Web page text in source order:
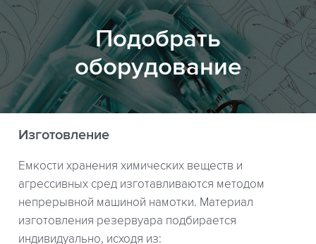
Подобрать
оборудование
Изготовление
Емкости хранения химических веществ и
агрессивных сред изготавливаются методом
непрерывной машиной намотки. Материал
изготовления резервуара подбирается
индивидуально, исходя из: